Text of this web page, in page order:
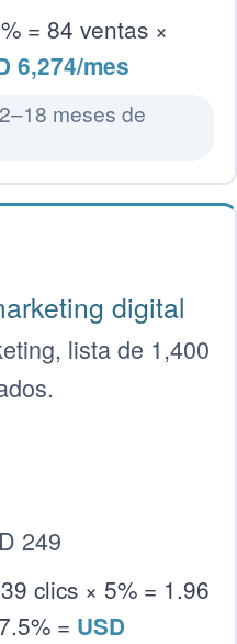
= 84 ventas ×
6,274/mes
meses de
digital
lista de 1,400
249
clics × 5% = 1.96
= USD